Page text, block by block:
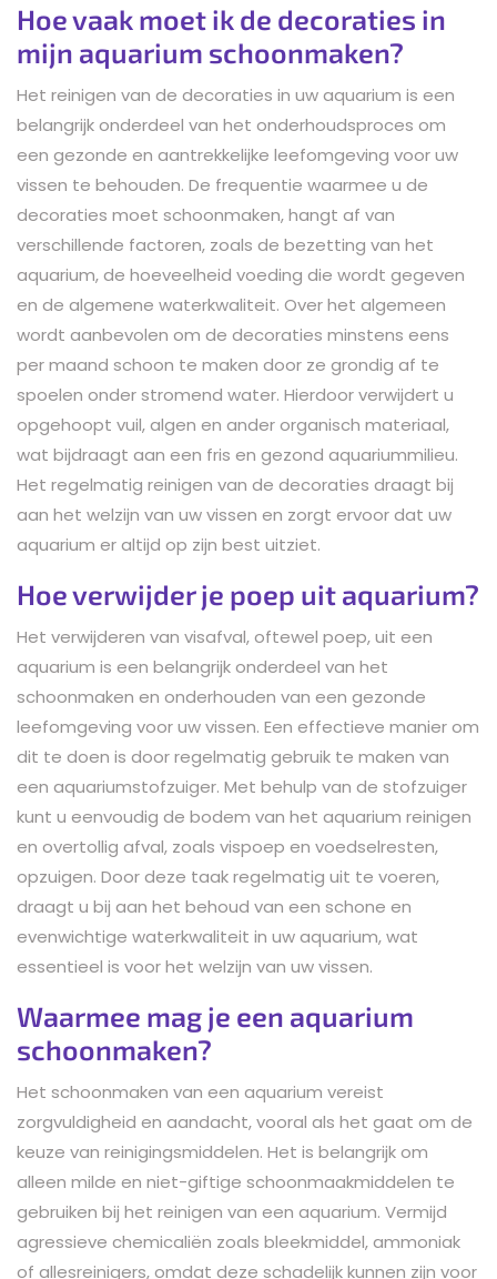
Hoe vaak moet ik de decoraties in
mijn aquarium schoonmaken?
Het reinigen van de decoraties in uw aquarium is een
belangrijk onderdeel van het onderhoudsproces om
een gezonde en aantrekkelijke leefomgeving voor uw
vissen te behouden. De frequentie waarmee u de
decoraties moet schoonmaken, hangt af van
verschillende factoren, zoals de bezetting van het
aquarium, de hoeveelheid voeding die wordt gegeven
en de algemene waterkwaliteit. Over het algemeen
wordt aanbevolen om de decoraties minstens eens
per maand schoon te maken door ze grondig af te
spoelen onder stromend water. Hierdoor verwijdert u
opgehoopt vuil, algen en ander organisch materiaal,
wat bijdraagt aan een fris en gezond aquariummilieu.
Het regelmatig reinigen van de decoraties draagt bij
aan het welzijn van uw vissen en zorgt ervoor dat uw
aquarium er altijd op zijn best uitziet.
Hoe verwijder je poep uit aquarium?
Het verwijderen van visafval, oftewel poep, uit een
aquarium is een belangrijk onderdeel van het
schoonmaken en onderhouden van een gezonde
leefomgeving voor uw vissen. Een effectieve manier om
dit te doen is door regelmatig gebruik te maken van
een aquariumstofzuiger. Met behulp van de stofzuiger
kunt u eenvoudig de bodem van het aquarium reinigen
en overtollig afval, zoals vispoep en voedselresten,
opzuigen. Door deze taak regelmatig uit te voeren,
draagt u bij aan het behoud van een schone en
evenwichtige waterkwaliteit in uw aquarium, wat
essentieel is voor het welzijn van uw vissen.
Waarmee mag je een aquarium
schoonmaken?
Het schoonmaken van een aquarium vereist
zorgvuldigheid en aandacht, vooral als het gaat om de
keuze van reinigingsmiddelen. Het is belangrijk om
alleen milde en niet-giftige schoonmaakmiddelen te
gebruiken bij het reinigen van een aquarium. Vermijd
agressieve chemicaliën zoals bleekmiddel, ammoniak
of allesreinigers, omdat deze schadelijk kunnen zijn voor